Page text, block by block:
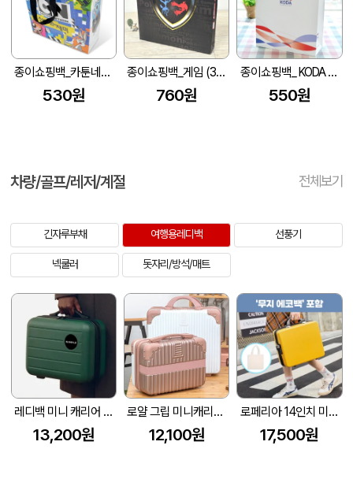
종이쇼핑백_카툰네트워크 (280x100x300mm)
530원
종이쇼핑백_게임 (390x60x400mm)
760원
종이쇼핑백_ KODA (270x110x360mm)
550원
차량/골프/레저/계절 전체보기
긴자루부채 여행용레디백 선풍기
넥쿨러 돗자리/방석/매트
레디백 미니 캐리어 16인치 330*260*170mm
13,200원
로얄 그립 미니캐리어 [14인치/16인치]
12,100원
로페리아 14인치 미니 레디백(암호설정가능) (무지에코백 포함)(300x140x260mm)
17,500원